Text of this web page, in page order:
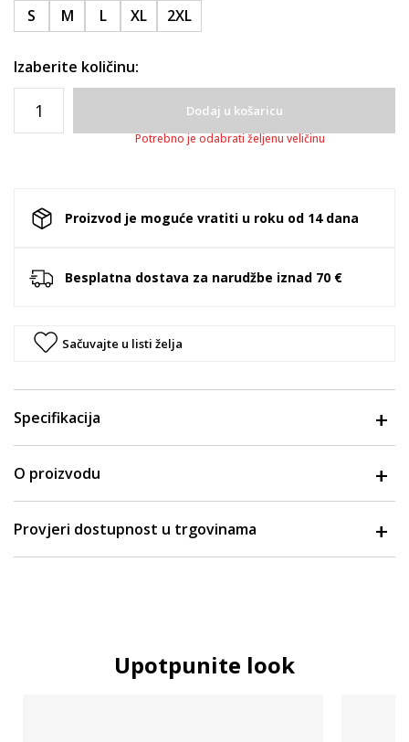
S M L XL 2XL
Izaberite količinu:
Dodaj u košaricu
Potrebno je odabrati željenu veličinu
Proizvod je moguće vratiti u roku od 14 dana
Besplatna dostava za narudžbe iznad 70 €
Sačuvajte u listi želja
Specifikacija
O proizvodu
Provjeri dostupnost u trgovinama
Upotpunite look